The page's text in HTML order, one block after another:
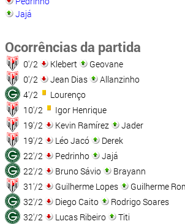
Jajá
Ocorrências da partida
0'/2 Klebert
Geovane
0'/2
Jean Dias
Allanzinho
4'/2
Lourenço
10'/2
Igor Henrique
19'/2
Kevin Ramírez
Jader
19'/2
Léo Jacó
Derek
22'/2
Pedrinho
Jajá
22'/2
Bruno Sávio
Brayann
31'/2
Guilherme Lopes
Guilherme
32'/2
Diego Caito
Rodrigo Soares
32'/2
Lucas Ribeiro
Titi